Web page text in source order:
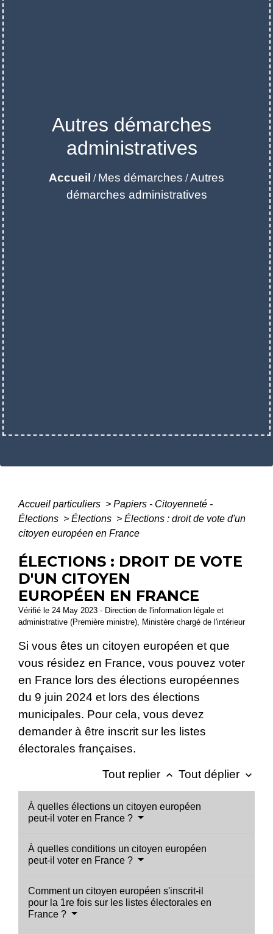
Autres démarches
administratives
Accueil / Mes démarches /Autres
démarches administratives
Accueil particuliers > Papiers - Citoyenneté -
Élections > Élections > Élections : droit de vote d'un
citoyen européen en France
ÉLECTIONS : DROIT DE VOTE
D'UN CITOYEN
EUROPÉEN EN FRANCE
Vérifié le 24 May 2023 - Direction de l'information légale et
administrative (Première ministre), Ministère chargé de l'intérieur
Si vous êtes un citoyen européen et que
vous résidez en France, vous pouvez voter
en France lors des élections européennes
du 9 juin 2024 et lors des élections
municipales. Pour cela, vous devez
demander à être inscrit sur les listes
électorales françaises.
Tout replier keyboard_arrow_up Tout déplier keyboard_arrow_down
À quelles élections un citoyen européen
peut-il voter en France ?
À quelles conditions un citoyen européen
peut-il voter en France ?
Comment un citoyen européen s'inscrit-il
pour la 1re fois sur les listes électorales en
France ?